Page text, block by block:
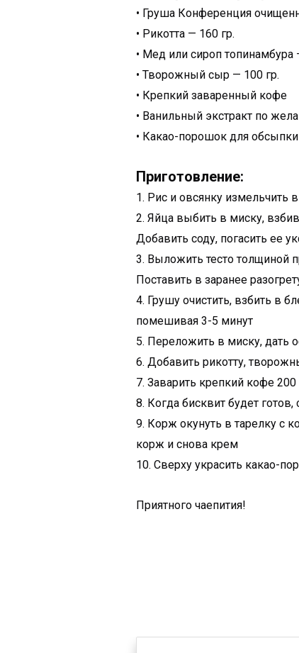
• Груша Конференция
• Рикотта — 160 гр.
• Мед или сироп топинамбура
• Творожный сыр — 100 гр.
• Крепкий заваренный кофе
• Ванильный экстракт по
• Какао-порошок для обсыпки
Приготовление:
1. Рис и овсянку
2. Яйца выбить в миску,
Добавить соду, погасить ее
3. Выложить тесто толщиной
Поставить в заранее
4. Грушу очистить, взбить в
помешивая 3-5 минут
5. Переложить в миску, дать
6. Добавить рикотту,
7. Заварить крепкий кофе
8. Когда бисквит будет
9. Корж окунуть в тарелку с
корж и снова крем
10. Сверху украсить какао-
Приятного чаепития!